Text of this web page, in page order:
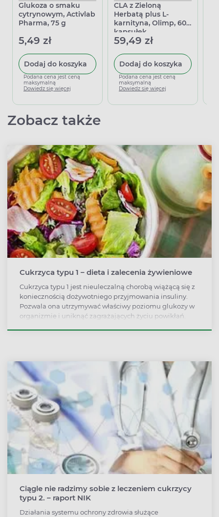
Glukoza o smaku
cytrynowym, Activlab
Pharma, 75 g
5,49 zł
Dodaj do koszyka
Podana cena jest ceną
maksymalną
Dowiedz się więcej
CLA z Zieloną
Herbatą plus L-
karnityna, Olimp, 60
kapsułek
59,49 zł
Dodaj do koszyka
Podana cena jest ceną
maksymalną
Dowiedz się więcej
Zobacz także
Cukrzyca typu 1 – dieta i zalecenia żywieniowe
Cukrzyca typu 1 jest nieuleczalną chorobą wiążącą się z
koniecznością dożywotniego przyjmowania insuliny.
Pozwala ona utrzymywać właściwy poziomu glukozy w
organizmie i uniknąć zagrażających życiu powikłań.
Ciągle nie radzimy sobie z leczeniem cukrzycy
typu 2. – raport NIK
Działania systemu ochrony zdrowia służące